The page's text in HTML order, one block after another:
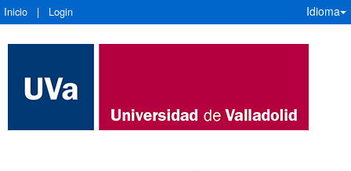
Inicio | Login Idioma